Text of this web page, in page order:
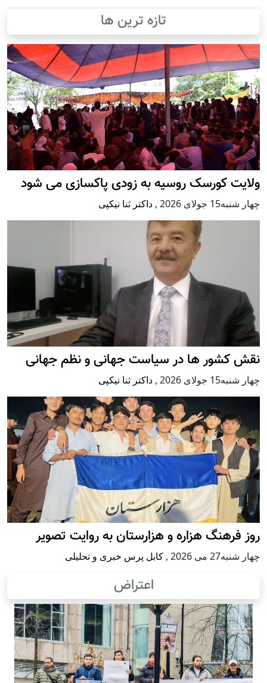
تازه ترین ها
ولایت کورسک روسیه به زودی پاکسازی می شود
چهار شنبه15 جولای 2026 , داکتر ثنا نیکپی
نقش کشور ها در سیاست جهانی و نظم جهانی
چهار شنبه15 جولای 2026 , داکتر ثنا نیکپی
روز فرهنگ هزاره و هزارستان به روایت تصویر
چهار شنبه27 می 2026 , کابل پرس خبری و تحلیلی
اعتراض